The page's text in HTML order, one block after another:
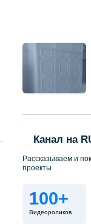
Канал на
Рассказываем и
проекты
100+
Видеороликов